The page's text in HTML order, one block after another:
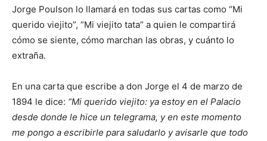
Jorge Poulson lo llamará en todas sus cartas como “Mi
querido viejito”, “Mi viejito tata” a quien le compartirá
cómo se siente, cómo marchan las obras, y cuánto lo
extraña.
En una carta que escribe a don Jorge el 4 de marzo de
1894 le dice: “Mi querido viejito: ya estoy en el Palacio
desde donde le hice un telegrama, y en este momento
me pongo a escribirle para saludarlo y avisarle que todo